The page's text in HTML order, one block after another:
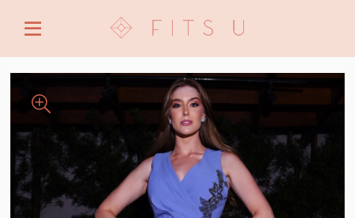
CRIAR NOVA CONTA